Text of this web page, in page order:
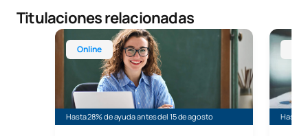
Titulaciones relacionadas
Online
Hasta 28% de ayuda antes del 15 de agosto
Máster Universitario en Profesorado de
Hasta